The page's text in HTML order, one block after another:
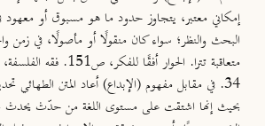
إمكاني معتبر، يتجاوز حدود ما هو مسبوق أو معهود
البحث والنظر؛ سواء كان منقولًا أو مأصولًا، في زمن
متعاقبة تترا.
34. في مقابل مفهوم (الإبداع
)أعاد المتن الطهائي
بحيث إنها اشتقت على مستوى اللغة من حدّث يحدث